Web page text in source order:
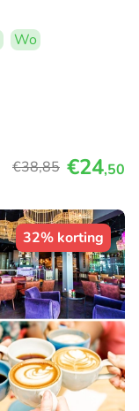
Wo
€38,85 €24,50
32% korting